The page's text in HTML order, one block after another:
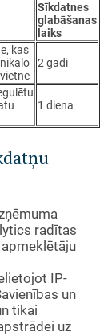
Sīkdatnes
glabāšanas
laiks
kas
2 gadi
1 diena
radītas
IP-
un
tikai
uz